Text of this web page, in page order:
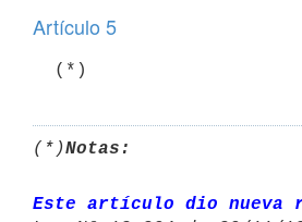
Artículo 5
(*)Notas:
Este artículo dio nueva